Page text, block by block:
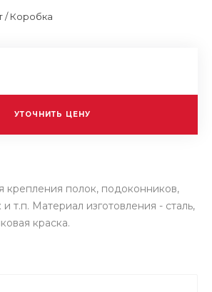
/ Коробка
УТОЧНИТЬ ЦЕНУ
крепления полок, подоконников,
т.п. Материал изготовления - сталь,
краска.